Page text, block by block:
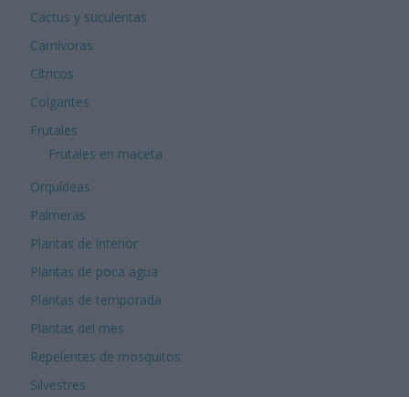
Cactus y suculentas
Carnívoras
Cítricos
Colgantes
Frutales
Frutales en maceta
Orquídeas
Palmeras
Plantas de interior
Plantas de poca agua
Plantas de temporada
Plantas del mes
Repelentes de mosquitos
Silvestres